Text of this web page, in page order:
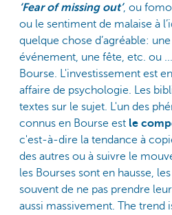
‘Fear of missing out’, ou
ou le sentiment de malaise à
quelque chose d’agréable:
événement, une fête, etc. ou
Bourse. L'investissement est
affaire de psychologie. Les
textes sur le sujet. L'un des
connus en Bourse est le
c'est-à-dire la tendance à
des autres ou à suivre le
les Bourses sont en hausse,
souvent de ne pas prendre
aussi massivement. The trend